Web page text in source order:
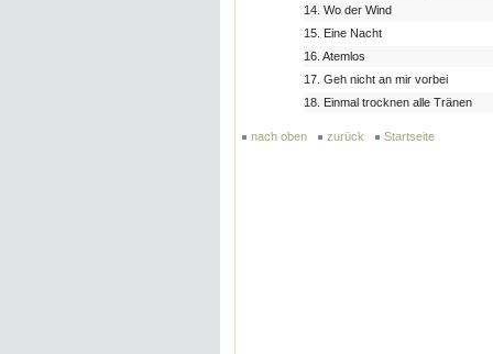
14. Wo der Wind
15. Eine Nacht
16. Atemlos
17. Geh nicht an mir vorbei
18. Einmal trocknen alle Tränen
nach oben zurück Startseite